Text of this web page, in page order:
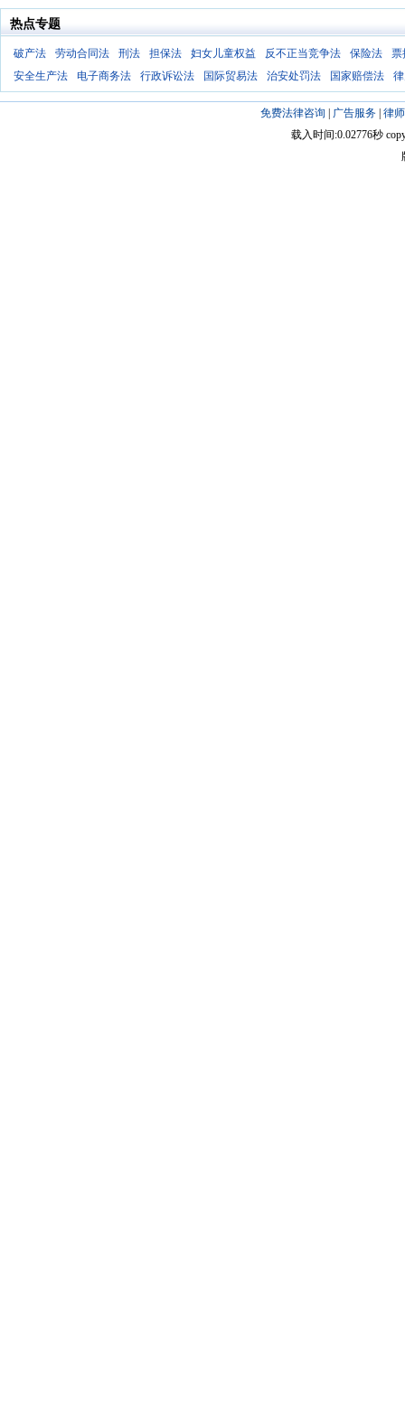
热点专题
破产法 劳动合同法 刑法 担保法 妇女儿童权益 反不正当竞争法 保险法
票
安全生产法
电子商务法 行政诉讼法 国际贸易法 治安处罚法 国家赔偿法
免费法律咨询 广告服务| 律
载入时间:0.02776秒